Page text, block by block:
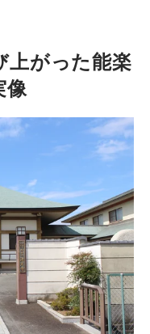
上がった能楽
像